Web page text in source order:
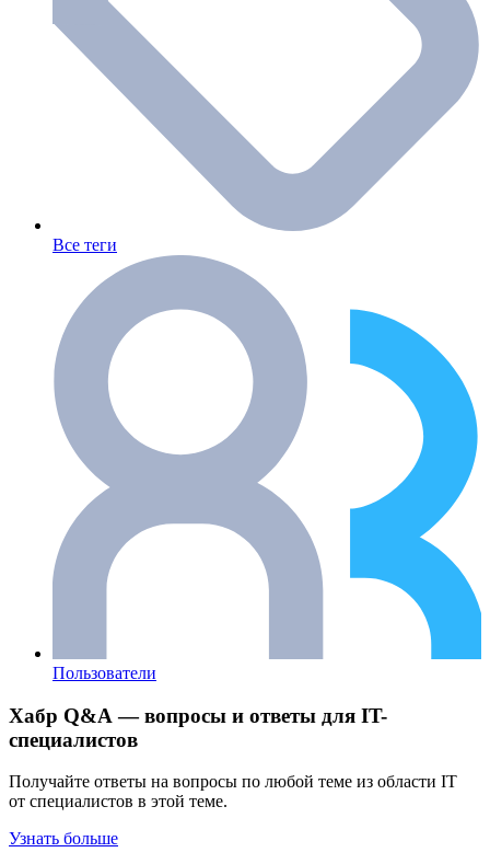
Все теги
Пользователи
Хабр Q&A — вопросы и ответы для IT-
специалистов
Получайте ответы на вопросы по любой теме из области IT
от специалистов в этой теме.
Узнать больше